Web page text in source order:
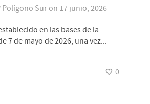
Polígono Suron 17 junio, 2026
en las bases de la
7 de mayo de 2026, una vez...
0